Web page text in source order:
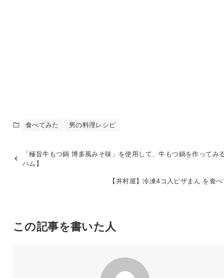
食べてみた 男の料理レシピ
「極旨牛もつ鍋 博多風みそ味」を使用して、牛もつ鍋を作ってみ
ハム】
【井村屋】冷凍4コ入ピザまん を食
この記事を書いた人